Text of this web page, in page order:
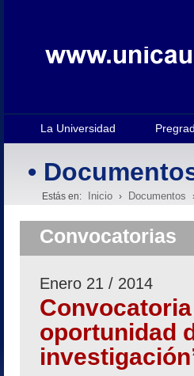
La Universidad
•
Estás en: Inicio › Documentos
Convocatorias
Enero 21 / 2014
oportunidad